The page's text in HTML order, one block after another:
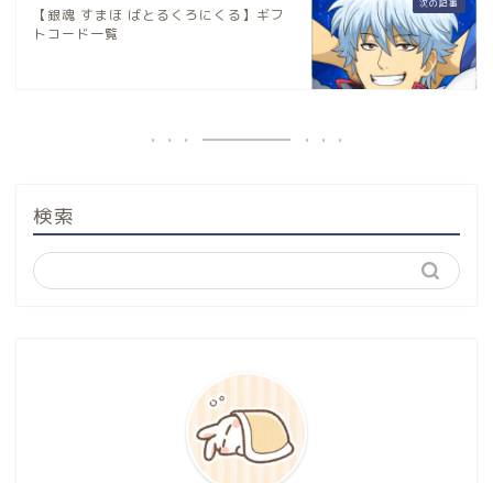
【銀魂 すまほ ばとるくろにくる】ギフ
トコード一覧
検索